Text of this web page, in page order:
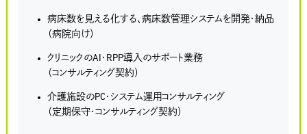
病床数を見える化する、病床数管理システムを開発・納品
（病院向け）
クリニックのAI・RPP導入のサポート業務
（コンサルティング契約）
介護施設のPC・システム運用コンサルティング
（定期保守・コンサルティング契約）